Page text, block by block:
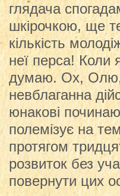
глядача
шкірочкою, ще
кількість
неї перса! Коли
думаю. Ох,
невблаганна
юнакові
полемізує на
протягом
розвиток без
повернути цих